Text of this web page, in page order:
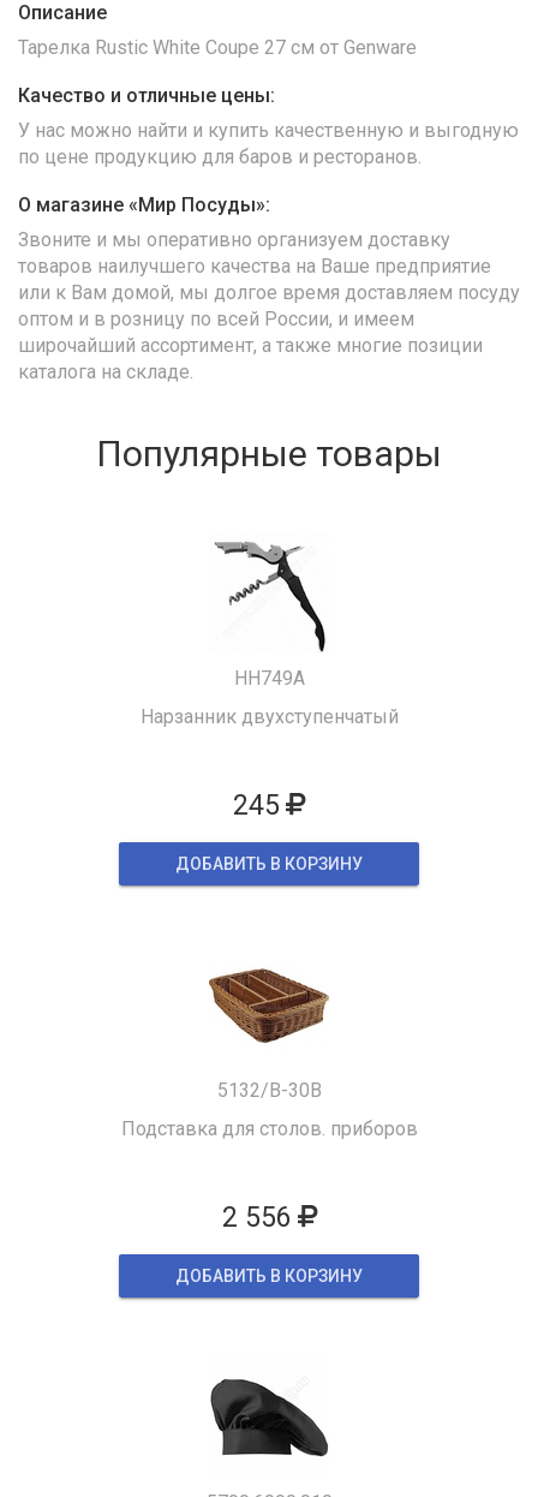
Описание
Тарелка Rustic White Coupe 27 см от Genware
Качество и отличные цены:
У нас можно найти и купить качественную и выгодную
по цене продукцию для баров и ресторанов.
О магазине «Мир Посуды»:
Звоните и мы оперативно организуем доставку
товаров наилучшего качества на Ваше предприятие
или к Вам домой, мы долгое время доставляем посуду
оптом и в розницу по всей России, и имеем
широчайший ассортимент, а также многие позиции
каталога на складе.
Популярные товары
HH749A
Нарзанник двухступенчатый
245
ДОБАВИТЬ В КОРЗИНУ
5132/B-30B
Подставка для столов. приборов
2 556
ДОБАВИТЬ В КОРЗИНУ